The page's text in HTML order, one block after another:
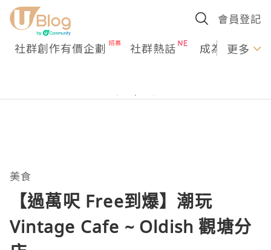
會員登記
社群創作有價企劃 社群熱話 成為U更多
美食
【過萬呎 Free到爆】潮玩
Vintage Cafe ~ Oldish 觀塘分